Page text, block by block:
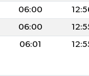
06:00
06:00
06:01